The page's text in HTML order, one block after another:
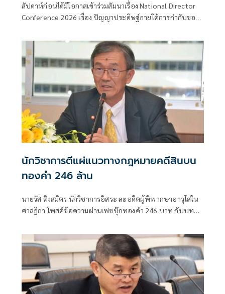
สัปดาห์ก่อนได้มีโอกาสเข้าร่วมสัมนาเรื่อง National Director
Conference 2026 เรื่อง ปัญญาประดิษฐ์ภายใต้การกำกับของ
นักวิชาการตีแผ่แนวทางกฎหมายคดีสินบน
ทองคำ 246 ล้าน
นายวัส ติงสมิตร นักวิชาการอิสระ ละอดีตผู้พิพากษาอาวุโสใน
ศาลฎีกา โพสต์ข้อความผ่านเฟซบุ๊กทองคำ 246 บาท กับบท
เอง